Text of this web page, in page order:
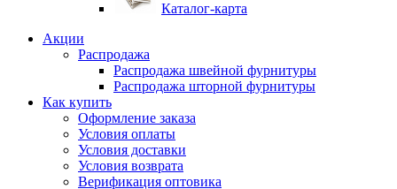
Каталог-карта
Акции
Распродажа
Распродажа швейной фурнитуры
Распродажа шторной фурнитуры
Как купить
Оформление заказа
Условия оплаты
Условия доставки
Условия возврата
Верификация оптовика